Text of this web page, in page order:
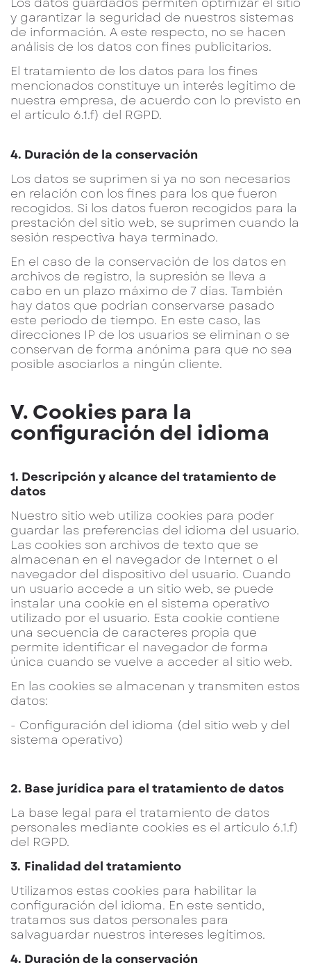
y garantizar la seguridad de nuestros sistemas
de información. A este respecto, no se hacen
análisis de los datos con fines publicitarios.
El tratamiento de los datos para los fines
mencionados constituye un interés legítimo de
nuestra empresa, de acuerdo con lo previsto en
el artículo 6.1.f) del RGPD.
4. Duración de la conservación
Los datos se suprimen si ya no son necesarios
en relación con los fines para los que fueron
recogidos. Si los datos fueron recogidos para la
prestación del sitio web, se suprimen cuando la
sesión respectiva haya terminado.
En el caso de la conservación de los datos en
archivos de registro, la supresión se lleva a
cabo en un plazo máximo de 7 días. También
hay datos que podrían conservarse pasado
este periodo de tiempo. En este caso, las
direcciones IP de los usuarios se eliminan o se
conservan de forma anónima para que no sea
posible asociarlos a ningún cliente.
V. Cookies para la
configuración del idioma
1. Descripción y alcance del tratamiento de
datos
Nuestro sitio web utiliza cookies para poder
guardar las preferencias del idioma del usuario.
Las cookies son archivos de texto que se
almacenan en el navegador de Internet o el
navegador del dispositivo del usuario. Cuando
un usuario accede a un sitio web, se puede
instalar una cookie en el sistema operativo
utilizado por el usuario. Esta cookie contiene
una secuencia de caracteres propia que
permite identificar el navegador de forma
única cuando se vuelve a acceder al sitio web.
En las cookies se almacenan y transmiten estos
datos:
- Configuración del idioma (del sitio web y del
sistema operativo)
2. Base jurídica para el tratamiento de datos
La base legal para el tratamiento de datos
personales mediante cookies es el artículo 6.1.f)
del RGPD.
3. Finalidad del tratamiento
Utilizamos estas cookies para habilitar la
configuración del idioma. En este sentido,
tratamos sus datos personales para
salvaguardar nuestros intereses legítimos.
4. Duración de la conservación